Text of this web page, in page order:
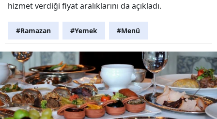
hizmet verdiği fiyat aralıklarını da açıkladı.
#Ramazan #Yemek #Menü